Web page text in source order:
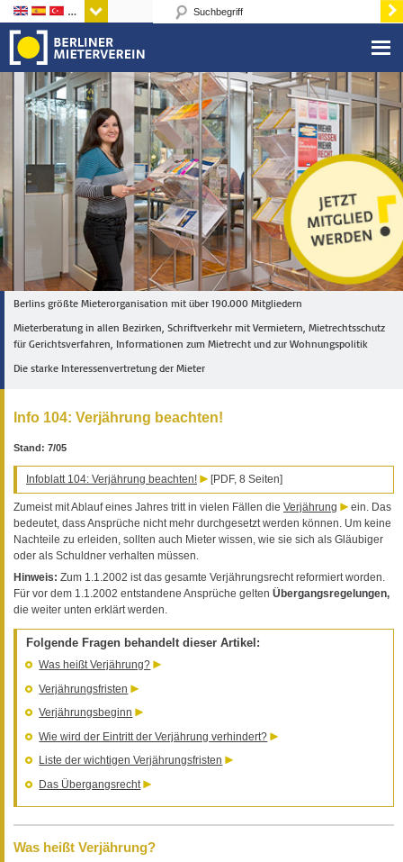
Sprachen
Berlins größte Mieterorganisation mit über 190.000 Mitgliedern
Mieterberatung in allen Bezirken, Schriftverkehr mit Vermietern, Mietrechtsschutz
für Gerichtsverfahren, Informationen zum Mietrecht und zur Wohnungspolitik
Die starke Interessenvertretung der Mieter
Info 104: Verjährung beachten!
Stand: 7/05
Infoblatt 104: Verjährung beachten! [PDF, 8 Seiten]
Zumeist mit Ablauf eines Jahres tritt in vielen Fällen die Verjährung
ein. Das
bedeutet, dass Ansprüche nicht mehr durchgesetzt werden können. Um keine
Nachteile zu erleiden, sollten auch Mieter wissen, wie sie sich als Gläubiger
oder als Schuldner verhalten müssen.
Hinweis: Zum 1.1.2002 ist das gesamte Verjährungsrecht reformiert worden.
Für vor dem 1.1.2002 entstandene Ansprüche gelten Übergangsregelungen,
die weiter unten erklärt werden.
Folgende Fragen behandelt dieser Artikel:
Was heißt Verjährung?
Verjährungsfristen
Verjährungsbeginn
Wie wird der Eintritt der Verjährung verhindert?
Liste der wichtigen Verjährungsfristen
Das Übergangsrecht
Was heißt Verjährung?